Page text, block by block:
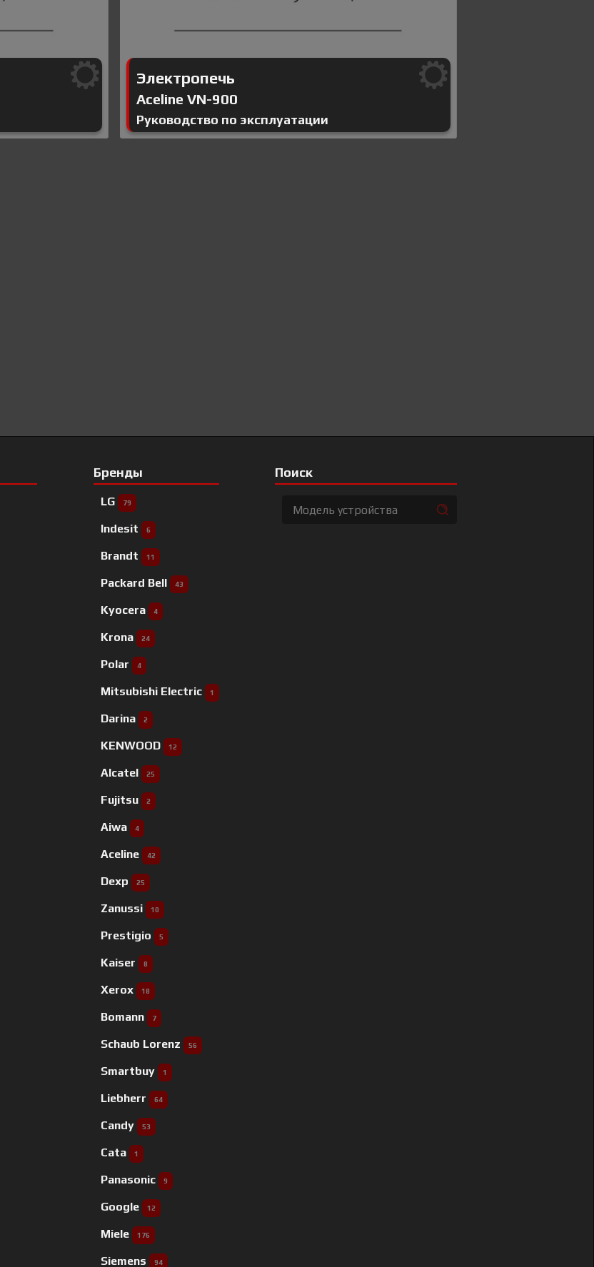
Электропечь
Aceline VN-900
Руководство по эксплуатации
Бренды
LG 79
Indesit 6
Brandt 11
Packard Bell 43
Kyocera 4
Krona 24
Polar 4
Mitsubishi Electric 1
Darina 2
KENWOOD 12
Alcatel 25
Fujitsu 2
Aiwa 4
Aceline 42
Dexp 25
Zanussi 10
Prestigio 5
Kaiser 8
Xerox 18
Bomann 7
Schaub Lorenz 56
Smartbuy 1
Liebherr 64
Candy 53
Cata 1
Panasonic 9
Google 12
Miele 176
Siemens 94
Поиск